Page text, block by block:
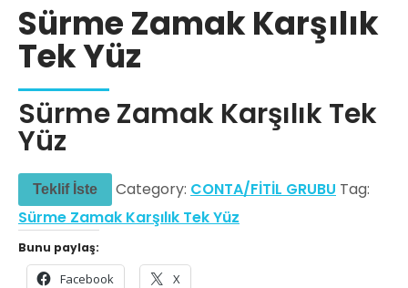
Sürme Zamak Karşılık
Tek Yüz
Sürme Zamak Karşılık Tek
Yüz
Teklif İste Category: CONTA/FİTİL GRUBU Tag:
Sürme Zamak Karşılık Tek Yüz
Bunu paylaş:
Facebook X